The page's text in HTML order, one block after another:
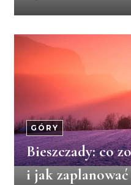
GÓRY
Bieszczady: co
i jak